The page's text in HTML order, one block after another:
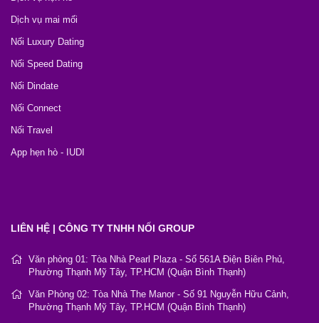
Dịch vụ mai mối
Nối Luxury Dating
Nối Speed Dating
Nối Dindate
Nối Connect
Nối Travel
App hẹn hò - IUDI
LIÊN HỆ | CÔNG TY TNHH NỐI GROUP
Văn phòng 01: Tòa Nhà Pearl Plaza - Số 561A Điện Biên Phủ,
Phường Thạnh Mỹ Tây, TP.HCM (Quận Bình Thạnh)
Văn Phòng 02: Tòa Nhà The Manor - Số 91 Nguyễn Hữu Cảnh,
Phường Thạnh Mỹ Tây, TP.HCM (Quận Bình Thạnh)